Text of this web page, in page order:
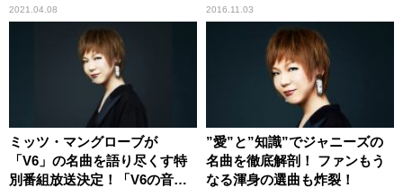
2021.04.08
意味”のヒントを教えてくれ
2016.11.03
ミッツ・マングローブが
「V6」の名曲を語り尽くす特
別番組放送決定！「V6の音楽
”愛”と”知識”でジャニーズの
名曲を徹底解剖！ ファンもう
なる渾身の選曲も炸裂！